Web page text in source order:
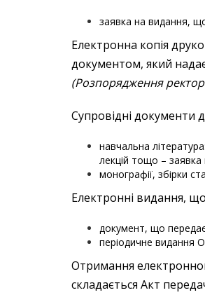
заявка на видання,
Електронна копія
документом, який
(Розпорядження
Супровідні документи
навчальна
лекцій тощо – заявка
монографії, збірки
Електронні видання,
документ, що
періодичне видання
Отримання
складається Акт